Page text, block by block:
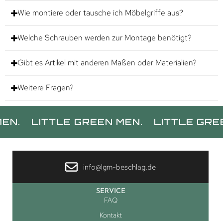
Wie montiere oder tausche ich Möbelgriffe aus?
Welche Schrauben werden zur Montage benötigt?
Gibt es Artikel mit anderen Maßen oder Materialien?
Weitere Fragen?
GREEN MEN. LITTLE GREEN
info@lgm-beschlag.de
SERVICE
FAQ
Kontakt